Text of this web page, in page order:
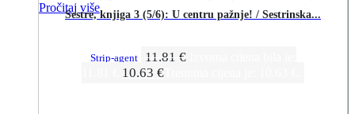
Pročitaj više
Sestre, knjiga 3 (5/6): U centru pažnje! / Sestrinska...
Strip-agent 11.81 €
10.63 €